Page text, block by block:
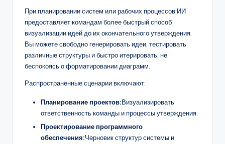
При планировании систем или рабочих процессов ИИ
предоставляет командам более быстрый способ
визуализации идей до их окончательного утверждения.
Вы можете свободно генерировать идеи, тестировать
различные структуры и быстро итерировать, не
беспокоясь о форматировании диаграмм.
Распространенные сценарии включают:
Планирование проектов:Визуализировать
ответственность команды и процессы утверждения.
Проектирование программного
обеспечения:Черновик структур системы и